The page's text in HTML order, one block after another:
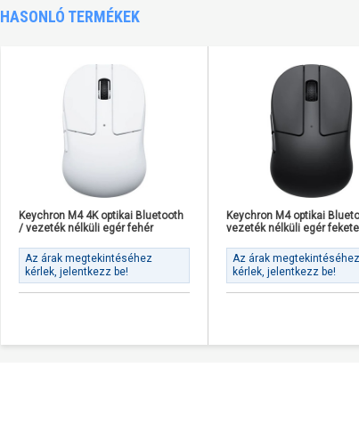
HASONLÓ TERMÉKEK
Keychron M4 4K optikai Bluetooth
/ vezeték nélküli egér fehér
Az árak megtekintéséhez
kérlek, jelentkezz be!
Keychron M4 optikai
vezeték nélküli egér fekete
Az árak megtekintéséhez
kérlek, jelentkezz be!